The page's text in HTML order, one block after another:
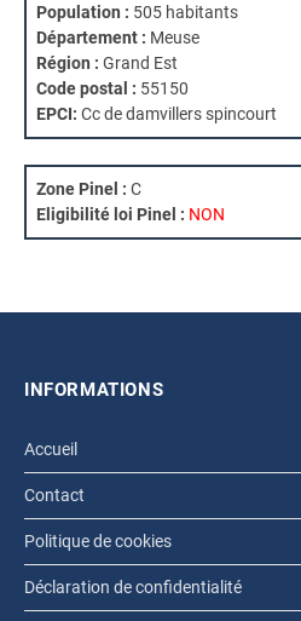
Population : 505 habitants
Département : Meuse
Région : Grand Est
Code postal : 55150
EPCI: Cc de damvillers spincourt
Zone Pinel : C
Eligibilité loi Pinel : NON
INFORMATIONS
Accueil
Contact
Politique de cookies
Déclaration de confidentialité